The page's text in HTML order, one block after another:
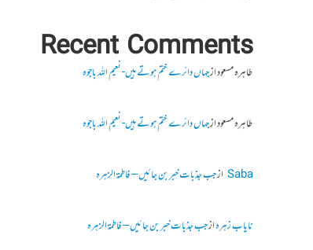
Recent Comments
طاہرہ مسعودازجہاں دائرے ختم ہوتے ہیں- نعیم اللہ باجوہ
طاہرہ مسعودازجہاں دائرے ختم ہوتے ہیں- نعیم اللہ باجوہ
Sabaازجب جذبات خبر بن جائیں – فاطمۃالزہرہ
نایاب زہرہازجب جذبات خبر بن جائیں – فاطمۃالزہرہ